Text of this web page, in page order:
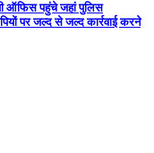
ऑफिस पहुंचे जहां पुलिस
पर जल्द से जल्द कार्रवाई करने